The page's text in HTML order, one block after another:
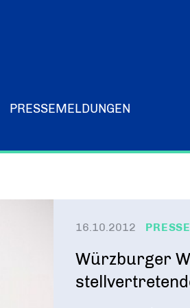
PRESSEMELDUNGEN
16.10.2012
Würzburger